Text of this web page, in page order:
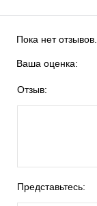
Пока нет отзывов.
Ваша оценка:
Отзыв:
Представьтесь: